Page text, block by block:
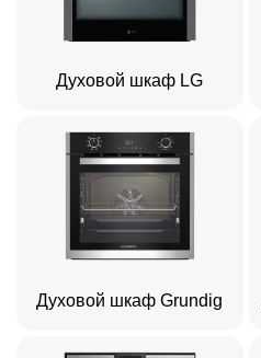
Духовой шкаф LG
Духовой шкаф Grundig